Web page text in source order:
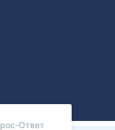
Ответ